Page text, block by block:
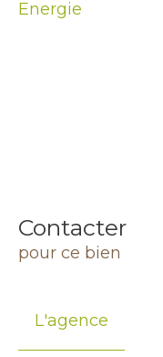
Energie
Contacter
pour ce bien
L'agence